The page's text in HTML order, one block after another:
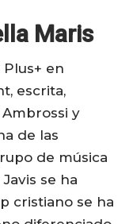
Maris
en
escrita,
y
de las
de música
se ha
cristiano se ha